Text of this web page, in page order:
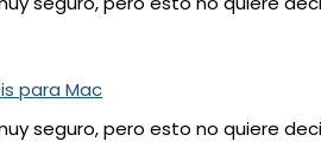
para Mac
seguro, pero esto no quiere